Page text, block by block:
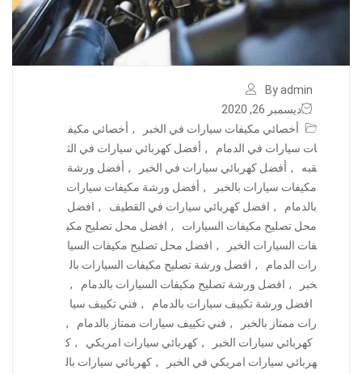
By admin
ديسمبر 26, 2020
أخصائي مكيفات سيارات في الخبر
, أخصائي مكيف
ات سيارات في الدمام
, أفضل كهربائي سيارات في الث
قبه
, أفضل كهربائي سيارات في الخبر , أفضل ورشة
مكيفات سيارات بالخبر
, أفضل ورشة مكيفات سيارات
بالدمام
, افضل كهربائي سيارات في القطيف , افضل
محل تصليح مكيفات السيارات
, افضل محل تصليح مكي
فات السيارات الخبر
, افضل محل تصليح مكيفات السيا
رات الدمام
, افضل ورشة تصليح مكيفات السيارات بال
خبر
, افضل ورشة تصليح مكيفات السيارات بالدمام
,
افضل ورشة تكييف سيارات بالدمام
, فني تكييف سيا
رات ممتاز بالخبر
, فني تكييف سيارات ممتاز بالدمام
,
كهربائي سيارات الخبر
, كهربائي سيارات امريكي , ك
هربائي سيارات امريكي في الخبر
, كهربائي سيارات بال